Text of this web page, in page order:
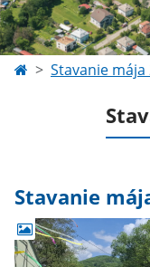
Stavanie mája
Stavanie